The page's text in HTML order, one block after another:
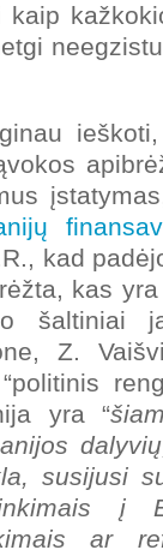
kaip
kad
kas
šaltiniai
Z.
yra “
susijusi
į
ar